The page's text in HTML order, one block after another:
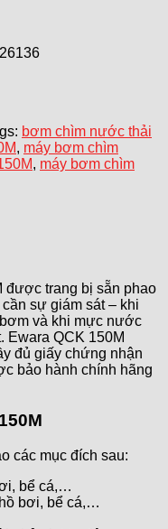
bơm chìm nước thải
, máy bơm chìm
, máy bơm chìm
được trang bị sẵn phao
sự giám sát – khi
và khi mực nước
Ewara QCK 150M
đủ giấy chứng nhận
bảo hành chính hãng
các mục đích sau:
bể cá,…
bơi, bể cá,…